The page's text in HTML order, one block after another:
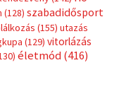
(128) szabadidősport
(155) utazás
(129) vitorlázás
életmód(416)